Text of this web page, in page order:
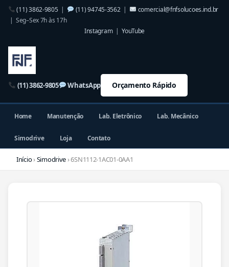
(11) 3862-9805| (11) 94745-3562|
comercial@fnfsolucoes.ind.br
| Seg–Sex 7h às 17h
Instagram|YouTube
(11) 3862-9805 WhatsApp Orçamento Rápido
Home Manutenção Lab. Eletrônico Lab. Mecânico
Simodrive Loja Contato
Início›Simodrive› 6SN1112-1AC01-0AA1